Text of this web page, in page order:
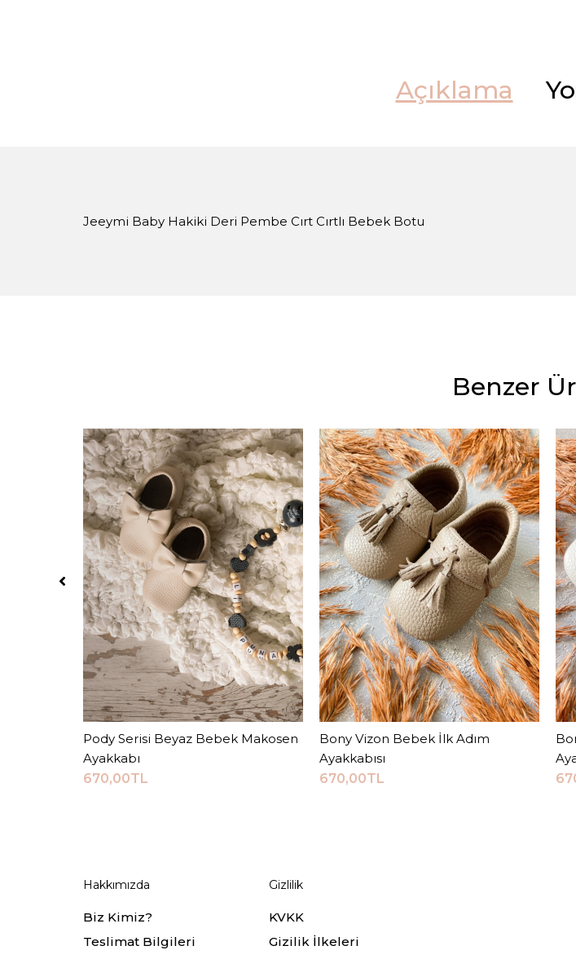
Açıklama
Jeeymi Baby Hakiki Deri Pembe Cırt Cırtlı Bebek Botu
Benzer
Sepete Ekle
Pody Serisi Beyaz Bebek Makosen
Ayakkabı
670,00TL
Sepete Ekle
Bony Vizon Bebek İlk Adım
Ayakkabısı
670,00TL
Hakkımızda
Biz Kimiz?
Teslimat Bilgileri
Gizlilik
KVKK
Gizilik İlkeleri